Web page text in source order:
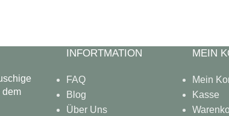
dem
INFORTMATION
FAQ
Blog
Über Uns
MEIN
Mein
Kasse